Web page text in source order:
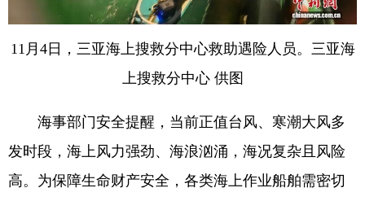
11月4日，三亚海上搜救分中心救助遇险人员。三亚海
上搜救分中心 供图
海事部门安全提醒，当前正值台风、寒潮大风多
发时段，海上风力强劲、海浪汹涌，海况复杂且风险
高。为保障生命财产安全，各类海上作业船舶需密切